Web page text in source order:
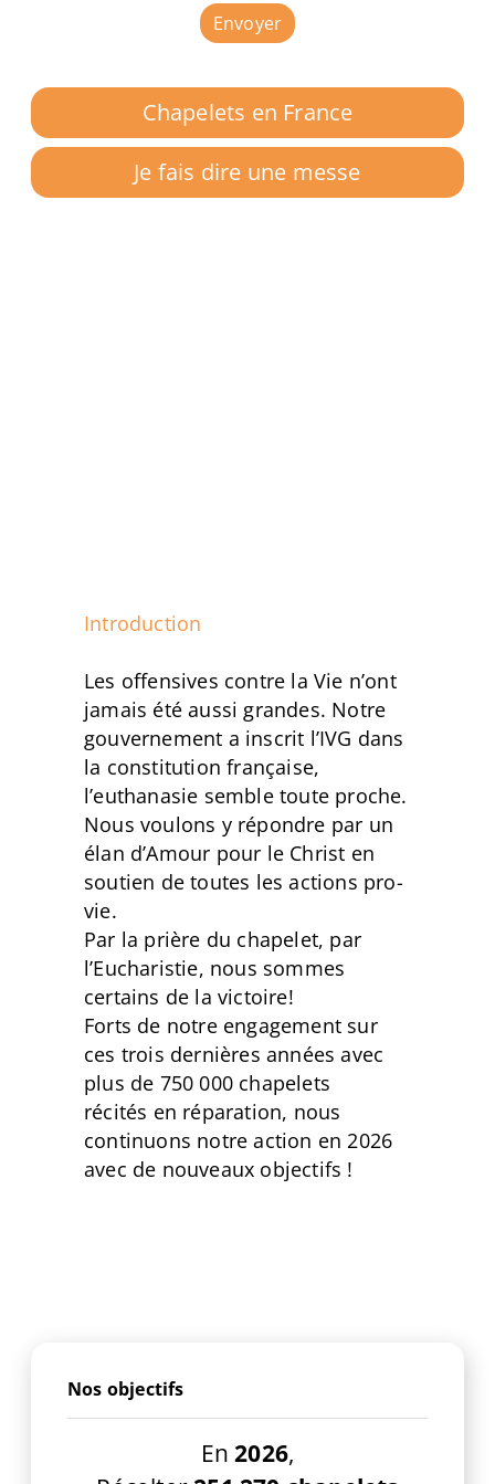
Envoyer
Chapelets en France
Je fais dire une messe
Introduction
Les offensives contre la Vie n’ont
jamais été aussi grandes. Notre
gouvernement a inscrit l’IVG dans
la constitution française,
l’euthanasie semble toute proche.
Nous voulons y répondre par un
élan d’Amour pour le Christ en
soutien de toutes les actions pro-
vie.
Par la prière du chapelet, par
l’Eucharistie, nous sommes
certains de la victoire!
Forts de notre engagement sur
ces trois dernières années avec
plus de 750 000 chapelets
récités en réparation, nous
continuons notre action en 2026
avec de nouveaux objectifs !
Nos objectifs
En2026,